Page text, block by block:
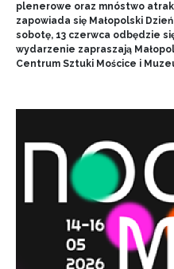
plenerowe oraz mnóstwo
zapowiada się Małopolski
sobotę, 13 czerwca odbędzie
wydarzenie zapraszają
Centrum Sztuki Mościce i